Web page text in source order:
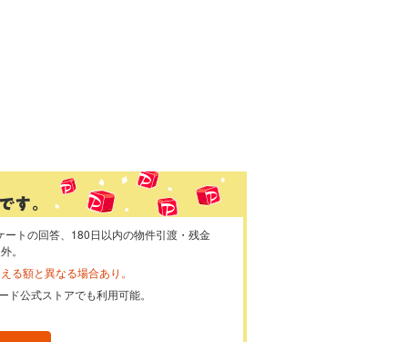
トの回答、180日以内の物件引渡・残金
。
る額と異なる場合あり。
公式ストアでも利用可能。